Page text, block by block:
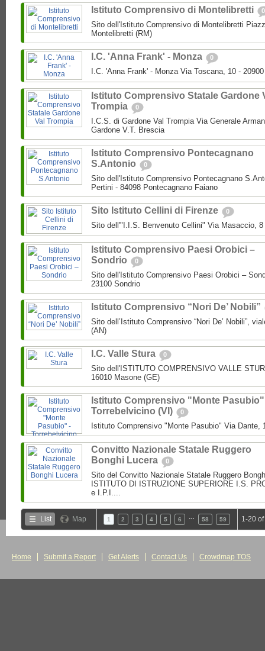
Istituto Comprensivo di Montelibretti 0
Sito dell'Istituto Comprensivo di Montelibretti
Montelibretti (RM)
I.C. 'Anna Frank' - Monza 0
I.C. 'Anna Frank' - Monza Via Toscana, 10 -
Istituto Comprensivo Statale Gardone
Trompia
0
I.C.S. di Gardone Val Trompia Via Generale
Gardone V.T. Brescia
Istituto Comprensivo Pontecagnano
S.Antonio
0
Sito dell'Istituto Comprensivo Pontecagnano
Pertini - 84098 Pontecagnano Faiano
Sito Istituto Cellini di Firenze 0
Sito dell'"I.I.S. Benvenuto Cellini" Via Masaccio, 8
Istituto Comprensivo Paesi Orobici –
Sondrio
0
Sito dell'Istituto Comprensivo Paesi Orobici –
23100 Sondrio
Istituto Comprensivo “Nori De’ Nobili”
Sito dell’Istituto Comprensivo “Nori De’ Nobili”,
(AN)
I.C. Valle Stura 0
Sito dell'ISTITUTO COMPRENSIVO VALLE
16010 Masone (GE)
Istituto Comprensivo "Monte
Torrebelvicino (VI)
0
Istituto Comprensivo "Monte Pasubio" Via Dante,
Convitto Nazionale Statale Ruggero
Bonghi Lucera
0
Sito del Convitto Nazionale Statale Ruggero
ISTITUTO DI ISTRUZIONE SUPERIORE I.S.
e I.P.I....
List Map 1 2 3 4 5 6 58 59 1-20
Home Submit a Report Get Alerts Contact Us Crowdmap TOS